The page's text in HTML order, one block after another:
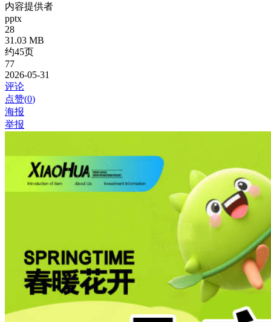
内容提供者
pptx
28
31.03 MB
约45页
77
2026-05-31
评论
点赞(0)
海报
举报